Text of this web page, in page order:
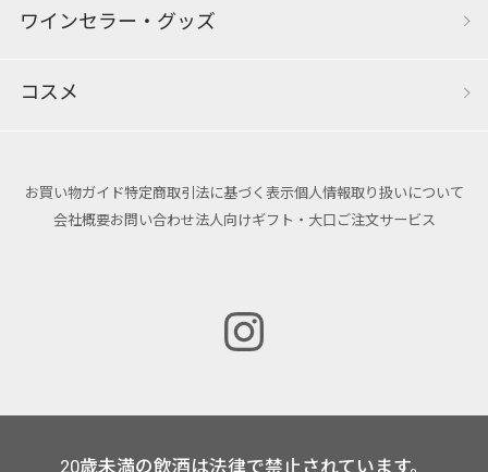
ワインセラー・グッズ
コスメ
お買い物ガイド特定商取引法に基づく表示個人情報取り扱いについて
会社概要お問い合わせ法人向けギフト・大口ご注文サービス